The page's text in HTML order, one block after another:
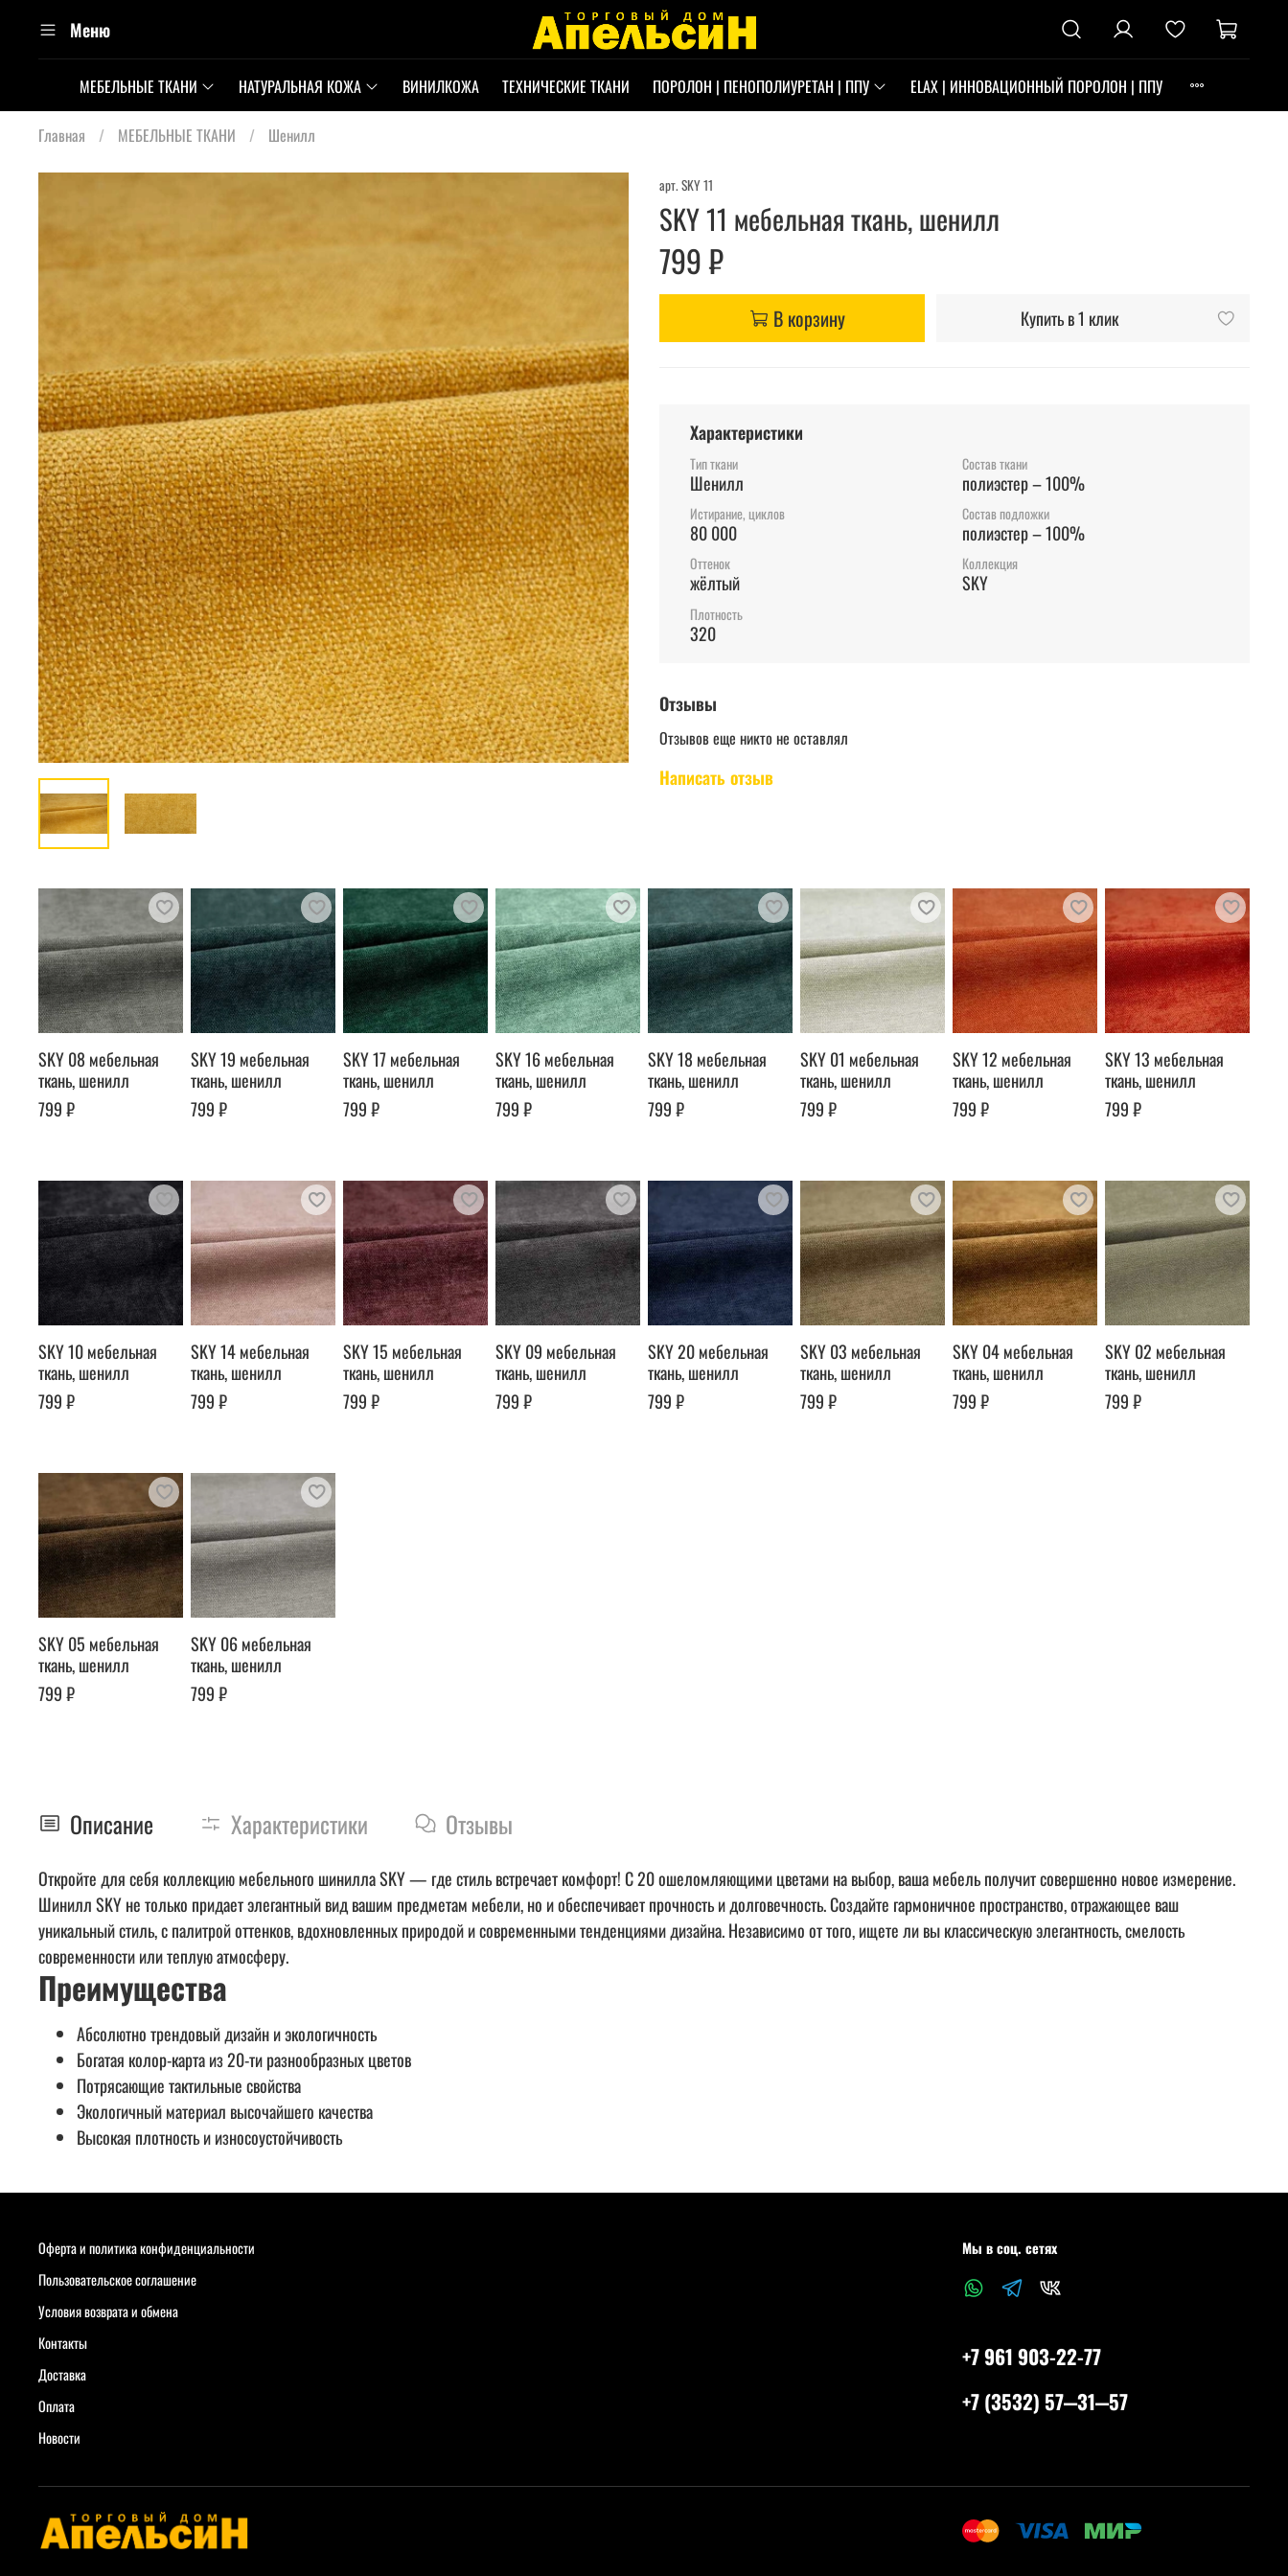
Меню
МЕБЕЛЬНЫЕ ТКАНИ НАТУРАЛЬНАЯ КОЖА ВИНИЛКОЖА ТЕХНИЧЕСКИЕ ТКАНИ ПОРОЛОН | ПЕНОПОЛИУРЕТАН | ППУ ELAX | ИННОВАЦИОННЫЙ ПОРОЛОН | ППУ
Главная МЕБЕЛЬНЫЕ ТКАНИ Шенилл
арт. SKY 11
SKY 11 мебельная ткань, шенилл
799 ₽
В корзину Купить в 1 клик
Характеристики
Тип ткани
Шенилл
Состав ткани
полиэстер – 100%
Истирание, циклов
80 000
Состав подложки
полиэстер – 100%
Оттенок
жёлтый
Коллекция
SKY
Плотность
320
Отзывы
Отзывов еще никто не оставлял
Написать отзыв
SKY 08 мебельная
ткань, шенилл
799 ₽
SKY 19 мебельная
ткань, шенилл
799 ₽
SKY 17 мебельная
ткань, шенилл
799 ₽
SKY 16 мебельная
ткань, шенилл
799 ₽
SKY 18 мебельная
ткань, шенилл
799 ₽
SKY 01 мебельная
ткань, шенилл
799 ₽
SKY 12 мебельная
ткань, шенилл
799 ₽
SKY 13 мебельная
ткань, шенилл
799 ₽
SKY 10 мебельная
ткань, шенилл
799 ₽
SKY 14 мебельная
ткань, шенилл
799 ₽
SKY 15 мебельная
ткань, шенилл
799 ₽
SKY 09 мебельная
ткань, шенилл
799 ₽
SKY 20 мебельная
ткань, шенилл
799 ₽
SKY 03 мебельная
ткань, шенилл
799 ₽
SKY 04 мебельная
ткань, шенилл
799 ₽
SKY 02 мебельная
ткань, шенилл
799 ₽
SKY 05 мебельная
ткань, шенилл
799 ₽
SKY 06 мебельная
ткань, шенилл
799 ₽
Описание Характеристики Отзывы
Откройте для себя коллекцию мебельного шинилла SKY — где стиль встречает комфорт! С 20 ошеломляющими цветами на выбор, ваша мебель получит совершенно новое измерение.
Шинилл SKY не только придает элегантный вид вашим предметам мебели, но и обеспечивает прочность и долговечность. Создайте гармоничное пространство, отражающее ваш
уникальный стиль, с палитрой оттенков, вдохновленных природой и современными тенденциями дизайна. Независимо от того, ищете ли вы классическую элегантность, смелость
современности или теплую атмосферу.
Преимущества
Абсолютно трендовый дизайн и экологичность
Богатая колор-карта из 20-ти разнообразных цветов
Потрясающие тактильные свойства
Экологичный материал высочайшего качества
Высокая плотность и износоустойчивость
Оферта и политика конфиденциальности
Пользовательское соглашение
Условия возврата и обмена
Контакты
Доставка
Оплата
Новости
Мы в соц. сетях
+7 961 903-22-77
+7 (3532) 57‒31‒57